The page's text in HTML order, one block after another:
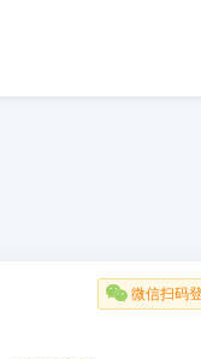
 微信扫码